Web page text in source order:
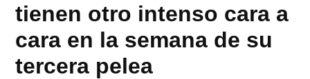
tienen otro intenso cara a
cara en la semana de su
tercera pelea